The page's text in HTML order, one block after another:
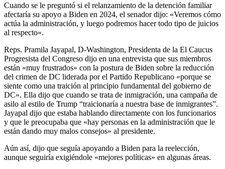
Cuando se le preguntó si el relanzamiento de la detención familiar
afectaría su apoyo a Biden en 2024, el senador dijo: «Veremos cómo
actúa la administración, y luego podremos hacer todo tipo de juicios
al respecto».
Reps. Pramila Jayapal, D-Washington, Presidenta de la El Caucus
Progresista del Congreso dijo en una entrevista que sus miembros
están «muy frustrados» con la postura de Biden sobre la reducción
del crimen de DC liderada por el Partido Republicano «porque se
siente como una traición al principio fundamental del gobierno de
DC». Ella dijo que cuando se trata de inmigración, una campaña de
asilo al estilo de Trump “traicionaría a nuestra base de inmigrantes”.
Jayapal dijo que estaba hablando directamente con los funcionarios
y que le preocupaba que «hay personas en la administración que le
están dando muy malos consejos» al presidente.
Aún así, dijo que seguía apoyando a Biden para la reelección,
aunque seguiría exigiéndole «mejores políticas» en algunas áreas.